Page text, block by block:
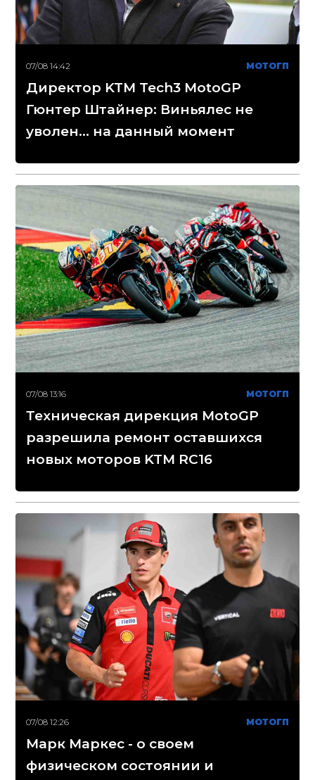
07/08 14:42 МОТОГП
Директор KTM Tech3 MotoGP
Гюнтер Штайнер: Виньялес не
уволен... на данный момент
07/08 13:16 МОТОГП
Техническая дирекция MotoGP
разрешила ремонт оставшихся
новых моторов KTM RC16
07/08 12:26 МОТОГП
Марк Маркес - о своем
физическом состоянии и